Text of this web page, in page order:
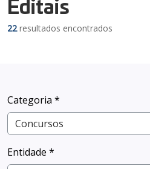
22resultados encontrados
Categoria *
Entidade *